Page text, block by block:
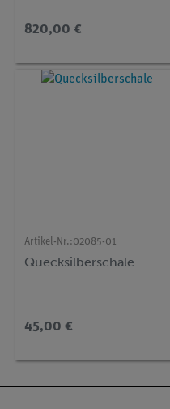
820,00 €
Artikel-Nr.:02085-01
Quecksilberschale
45,00 €